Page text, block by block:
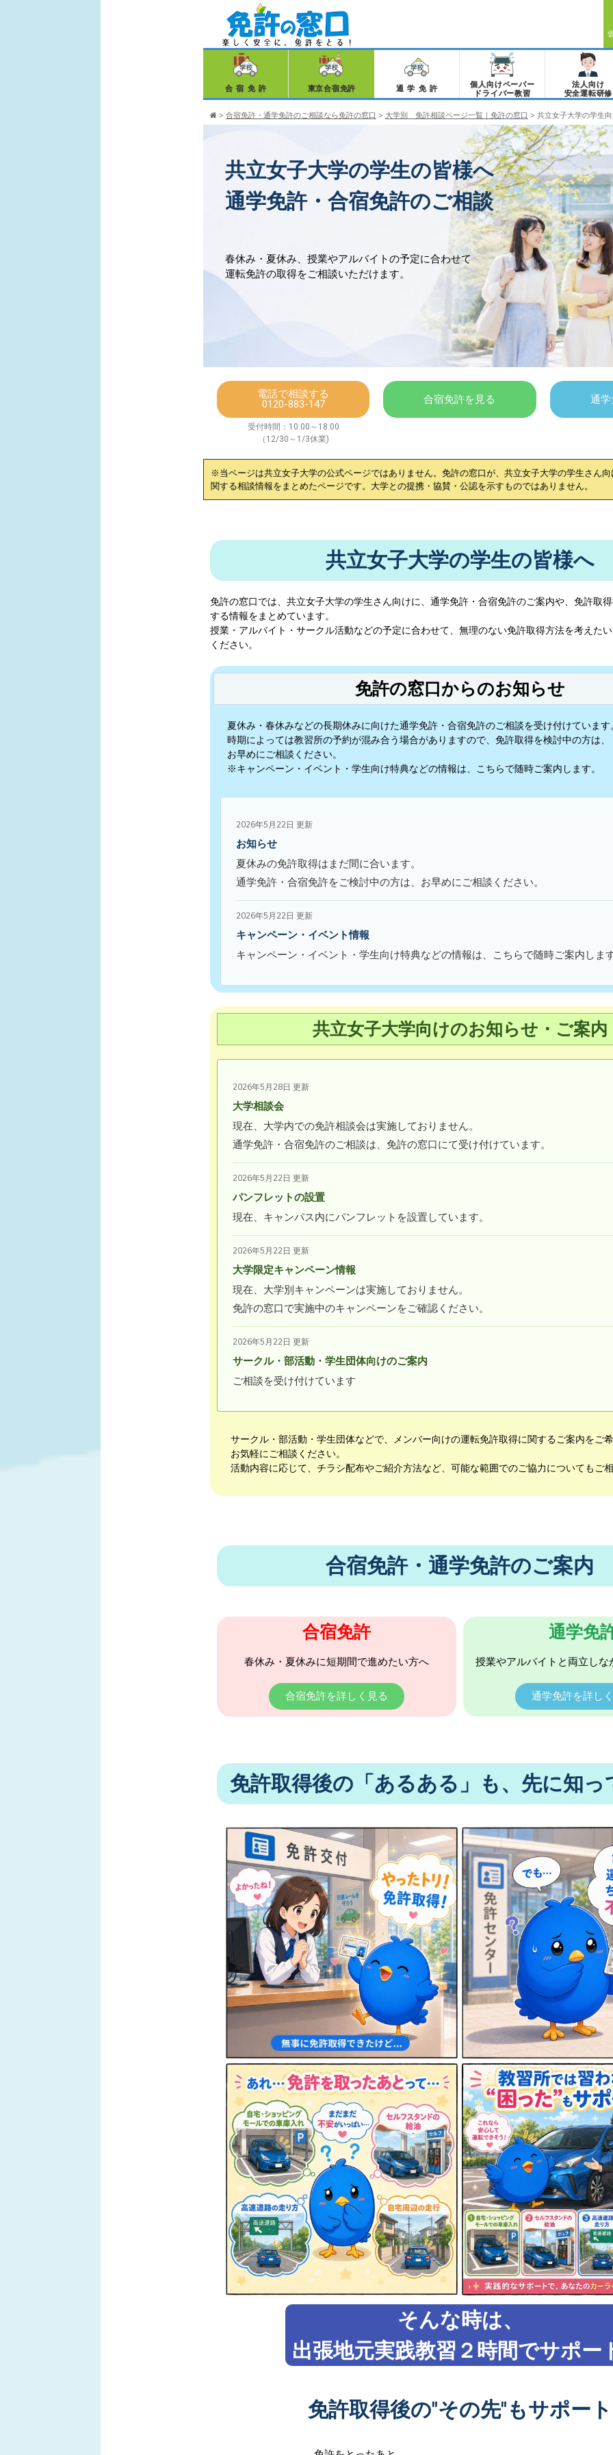
合宿免許 東京合宿免許 通学免許
個人向けペーパー
ドライバー教習
法人向け
安全運転研修
> 合宿免許・通学免許のご相談なら免許の窓口 > 大学別 免許相談ページ一覧｜免許の窓口 > 共立女子大学の学生
共立女子大学の学生の皆様へ
通学免許・合宿免許のご相談
春休み・夏休み、授業やアルバイトの予定に合わせて
運転免許の取得をご相談いただけます。
電話で相談する
0120-883-147
受付時間：10:00～18:00
（12/30～1/3休業)
合宿免許を見る 通
※当ページは共立女子大学の公式ページではありません。免許の窓口が、 共立女子大学の学生さん
関する相談情報をまとめたページです。大学との提携・協賛・公認を示すものではありません。
共立女子大学の学生の皆様へ
免許の窓口では、 共立女子大学の学生さん向けに、通学免許・合宿免許のご案内や、免許取
する情報をまとめています。
授業・アルバイト・サークル活動などの予定に合わせて、無理のない免許取得方法を考えた
ください。
免許の窓口からのお知らせ
夏休み・春休みなどの長期休みに向けた通学免許・合宿免許のご相談を受け付けています
時期によっては教習所の予約が混み合う場合がありますので、免許取得を検討中の方は、
お早めにご相談ください。
※キャンペーン・イベント・学生向け特典などの情報は、こちらで随時ご案内します。
2026年5月22日 更新
お知らせ
夏休みの免許取得はまだ間に合います。
通学免許・合宿免許をご検討中の方は、お早めにご相談ください。
2026年5月22日 更新
キャンペーン・イベント情報
キャンペーン・イベント・学生向け特典などの情報は、こちらで随時ご案内しま
共立女子大学向けのお知らせ・ご案内
2026年5月28日 更新
大学相談会
現在、大学内での免許相談会は実施しておりません。
通学免許・合宿免許のご相談は、免許の窓口にて受け付けています。
2026年5月22日 更新
パンフレットの設置
現在、キャンパス内にパンフレットを設置しています。
2026年5月22日 更新
大学限定キャンペーン情報
現在、大学別キャンペーンは実施しておりません。
免許の窓口で実施中のキャンペーンをご確認ください。
2026年5月22日 更新
サークル・部活動・学生団体向けのご案内
ご相談を受け付けています
サークル・部活動・学生団体などで、メンバー向けの運転免許取得に関するご案内をご
お気軽にご相談ください。
活動内容に応じて、チラシ配布やご紹介方法など、可能な範囲でのご協力についてもご
合宿免許・通学免許のご案内
合宿免許
春休み・夏休みに短期間で進めたい方へ
合宿免許を詳しく見る
通学免
授業やアルバイトと両立しな
通学免許を詳し
免許取得後の「あるある」も、先に知っ
そんな時は、
出張地元実践教習２時間でサポー
免許取得後の"その先"もサポート